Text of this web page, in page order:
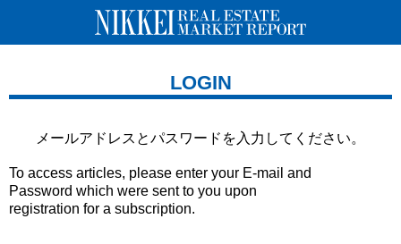
LOGIN
メールアドレスとパスワードを 入力してください。
To access articles, please enter your E-mail and
Password which were sent to you upon
registration for a subscription.